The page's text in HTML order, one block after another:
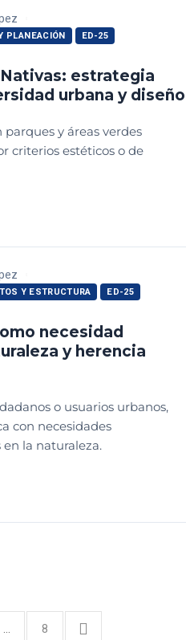
PLANEACIÓN ED-25
estrategia
urbana y diseño
parques y áreas verdes
criterios estéticos o de
Y ESTRUCTURA ED-25
necesidad
y herencia
o usuarios urbanos,
con necesidades
la naturaleza.
… 8